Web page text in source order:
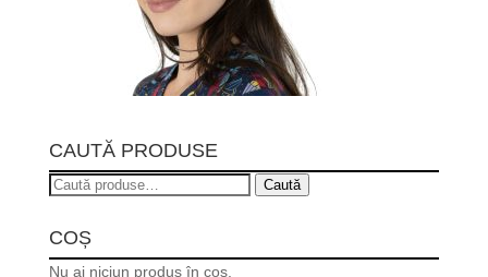
CAUTĂ PRODUSE
Caută
Caută
COȘ
Nu ai niciun produs în coș.